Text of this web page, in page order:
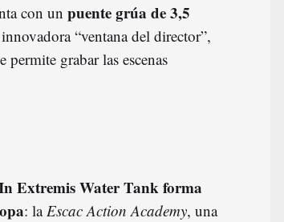
con un puente grúa de 3,5
“ventana del director”,
grabar las escenas
Extremis Water Tank forma
: la Escac Action Academy, una